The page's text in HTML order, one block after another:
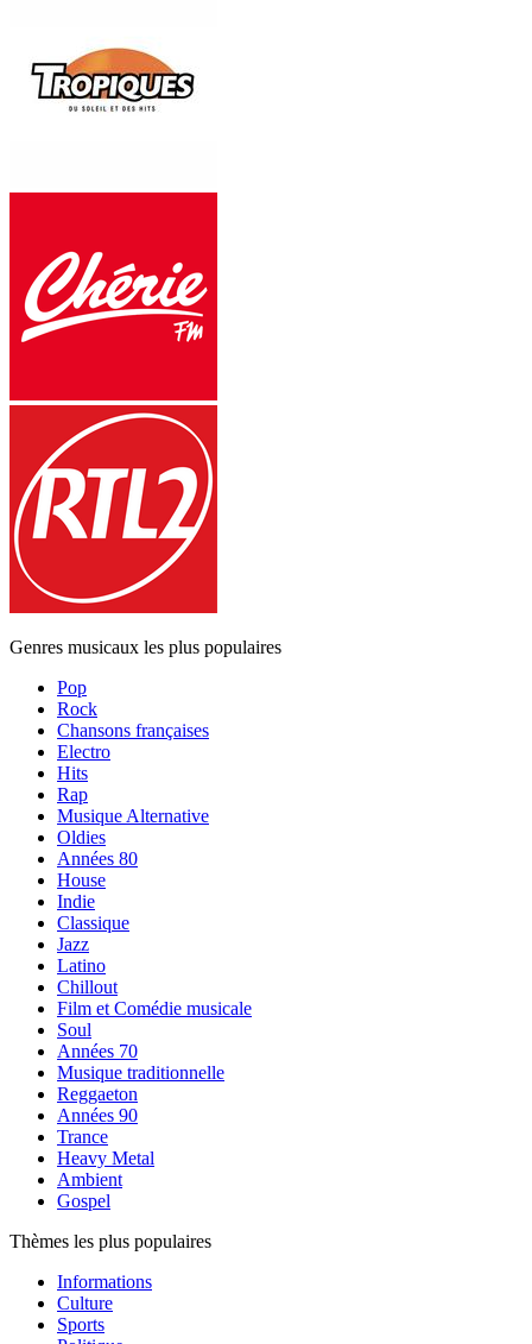
Genres musicaux les plus populaires
Pop
Rock
Chansons françaises
Electro
Hits
Rap
Musique Alternative
Oldies
Années 80
House
Indie
Classique
Jazz
Latino
Chillout
Film et Comédie musicale
Soul
Années 70
Musique traditionnelle
Reggaeton
Années 90
Trance
Heavy Metal
Ambient
Gospel
Thèmes les plus populaires
Informations
Culture
Sports